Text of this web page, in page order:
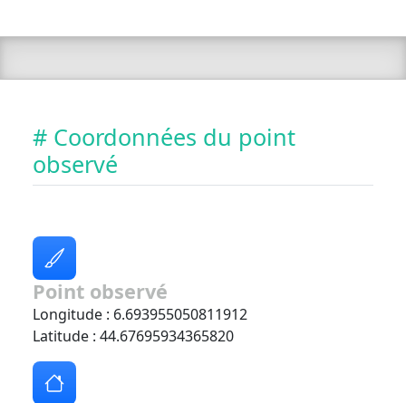
# Coordonnées du point
observé
Point observé
Longitude : 6.693955050811912
Latitude : 44.67695934365820